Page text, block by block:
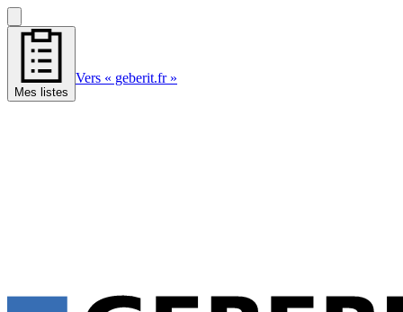
Mes listes
Vers « geberit.fr »